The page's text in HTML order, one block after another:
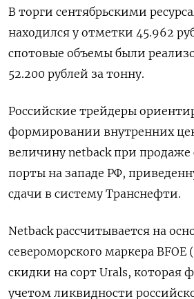
В торги сентябрьскими
находился у отметки 45.962
спотовые объемы были
52.200 рублей за тонну.
Российские трейдеры
формировании внутренних
величину netback при продаже
порты на западе РФ,
сдачи в систему Транснефти.
Netback рассчитывается на
североморского маркера
скидки на сорт Urals, которая
учетом ликвидности